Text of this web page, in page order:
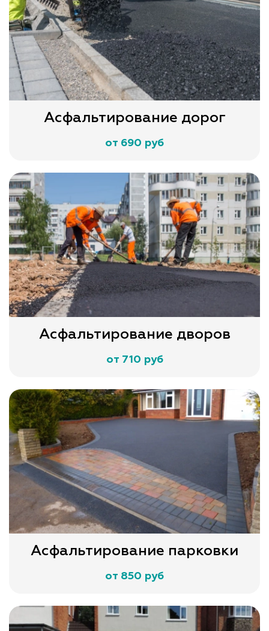
Асфальтирование дорог
от 690 руб
Асфальтирование дворов
от 710 руб
Асфальтирование парковки
от 850 руб